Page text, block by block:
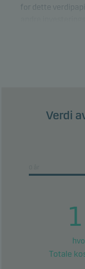
for dette
hvor sannsynlig
investeringen på
risikofri.
tape deler av
Verdi
Totale